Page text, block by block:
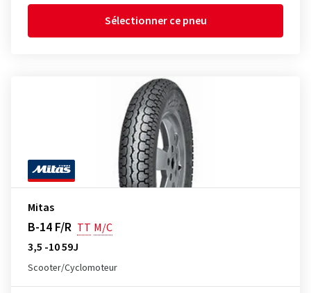
Sélectionner ce pneu
Mitas
B-14 F/R TT M/C
3,5 -10 59J
Scooter/Cyclomoteur